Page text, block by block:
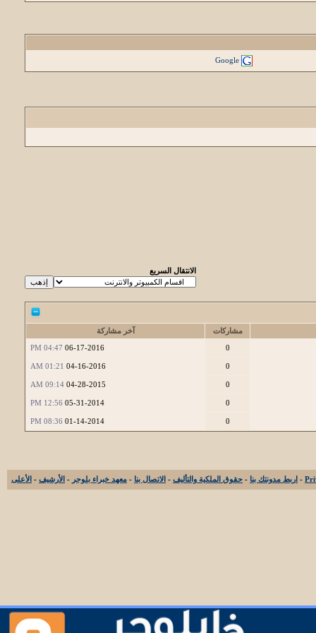
Google
الانتقال السريع
مشاركات
آخر مشاركة
0
06-17-2016
04:47 PM
0
04-16-2016
01:21 AM
0
04-28-2015
09:14 AM
0
05-31-2014
12:56 PM
0
01-14-2014
08:36 PM
- اربط مدونتك بنا - حقوق الملكية والتأليف - الاتصال بنا - معهد خبراء بلوجر - الأرشيف - الأعلى